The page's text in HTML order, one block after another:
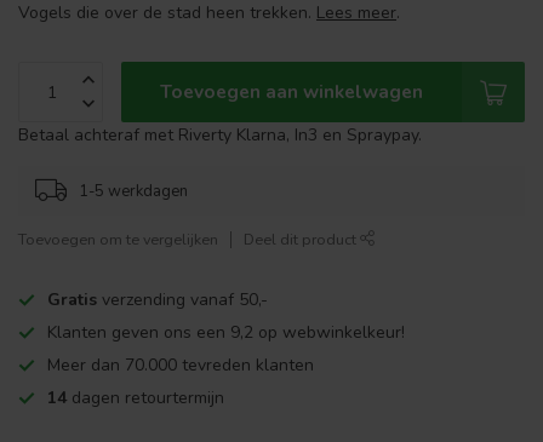
Vogels die over de stad heen trekken. Lees meer.
Toevoegen aan winkelwagen
Betaal achteraf met Riverty Klarna, In3 en Spraypay.
1-5 werkdagen
Toevoegen om te vergelijken Deel dit product
Gratis verzending vanaf 50,-
Klanten geven ons een 9,2 op webwinkelkeur!
Meer dan 70.000 tevreden klanten
14 dagen retourtermijn